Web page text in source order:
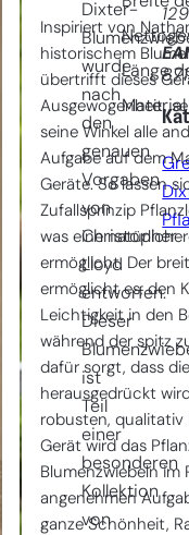
Inspiriert von
historischem
übertrifft dieses
Ausgewogenheit,
seine Winkel alle
Aufgabe auf dem
Geräte. So lassen
Zufallsprinzip
was eine
ermöglicht. Der
ermöglicht es, den
Leichtigkeit in den
während der spitz
dafür sorgt, dass
herausgedrückt
robusten, qualitativ
Gerät wird das
Blumenzwiebeln im
angenehmen
ganze Schönheit,
Dixter-
wurde
nach
den
genauen
Vorgaben
von
Christopher
Lloyd
entworfen.
Dieser
ist
Teil
einer
besonderen
Kollektion
von
Länge